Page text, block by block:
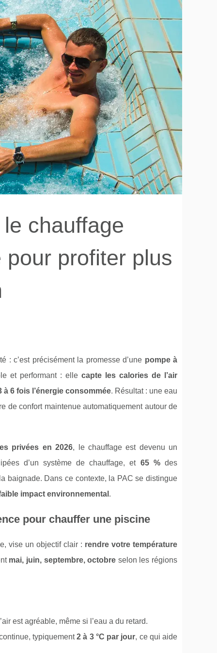
chauffage
profiter plus
: c’est précisément la promesse d’une pompe à
et performant : elle capte les calories de l’air
6 fois l’énergie consommée. Résultat : une eau
de confort maintenue automatiquement autour de
privées en 2026, le chauffage est devenu un
d’un système de chauffage, et 65 %des
baignade. Dans ce contexte, la PAC se distingue
impact environnemental .
pour chauffer une piscine
vise un objectif clair : rendre votre température
mai, juin, septembre, octobre selon les régions
est agréable, même si l’eau a du retard.
typiquement2 à 3 °C par jour, ce qui aide